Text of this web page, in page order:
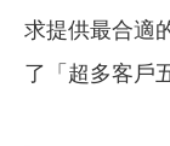
求提供最合適
了「超多客戶